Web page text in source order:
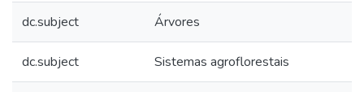
dc.subject Árvores
dc.subject Sistemas agroflorestais